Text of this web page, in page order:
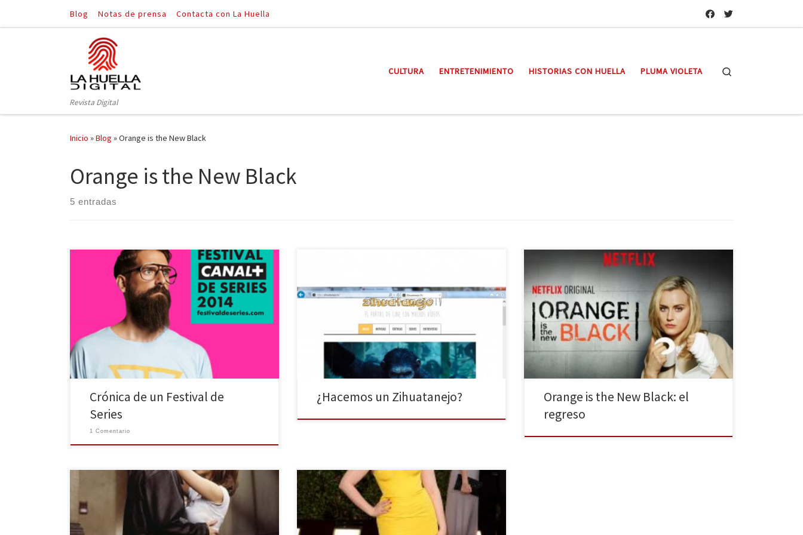
Saltar al contenido
Blog Notas de prensa Contacta con La Huella
Revista Digital
CULTURA ENTRETENIMIENTO HISTORIAS CON HUELLA PLUMA VIOLETA
Inicio »Blog »Orange is the New Black
Orange is the New Black
5 entradas
De cómo hartarse de ver series y escuchar ponentes y
no morir en el intento. El Festival de Series de Canal +
en su sexta edición ha sido un año más todo un éxito.
Talleres, Concursos, Pilotos y Capítulos de nuestras
series favoritas en pantalla grande. Próximamente en
Málaga y […]
Crónica de un Festival de
Series
1 Comentario
la red el termino Zihuatanejo.Tv. No tienes perdón si
todavía no te has pasado por este canal de vídeos
donde lo que se pretende es entretenerse
entreteniendo. ¿Quieres formar parte de los
zihuatanejos? Únete a nosotros. ¿Qué es hacer un […]
¿Hacemos un Zihuatanejo?
Orange is the New Black es ya una serie de culto. La
nueva droga de la televisión se consagra haciéndose
un lugar entre las mejores. La adicción que crean sus
tramas, y personajes, lo consiguen muy pocas series y
OITNB desde luego es una de ellas. Nuevos
personajes, nuevas subtramas […]
Orange is the New Black: el
regreso
¡Qué mejor que San Valentín para dejaros un ranking
de las parejas que más nos han marcado en la ficción
La antesala de los Oscar, y sobre todo, una excusa
para ver reunido a todo el sarao del cine y la
televisión. Grandes ausencias y muchas sorpresas. Mi